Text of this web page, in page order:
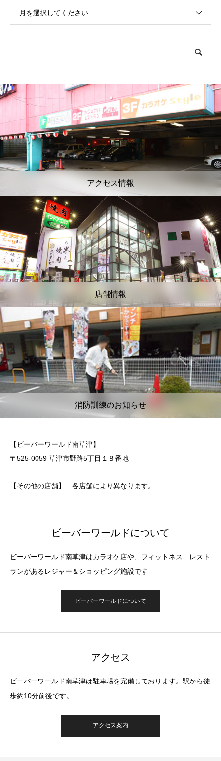
月を選択してください
アクセス情報
店舗情報
消防訓練のお知らせ
【ビーバーワールド南草津】
〒525-0059 草津市野路5丁目１８番地
【その他の店舗】 各店舗により異なります。
ビーバーワールドについて
ビーバーワールド南草津はカラオケ店や、フィットネス、レスト
ランがあるレジャー＆ショッピング施設です
ビーバーワールドについて
アクセス
ビーバーワールド南草津は駐車場を完備しております。駅から徒
歩約10分前後です。
アクセス案内